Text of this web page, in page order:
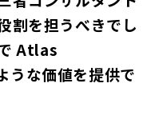
割を担うべきでし
Atlas
な価値を提供で